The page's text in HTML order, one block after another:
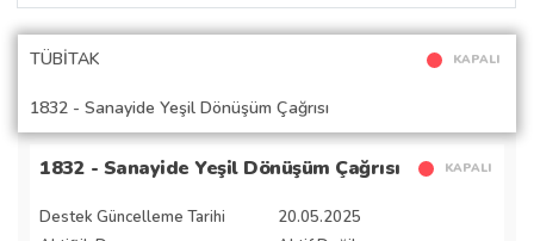
TÜBİTAK
1832 - Sanayide Yeşil Dönüşüm Çağrısı
KAPALI
1832 - Sanayide Yeşil Dönüşüm Çağrısı KAPALI
Destek Güncelleme Tarihi
20.05.2025